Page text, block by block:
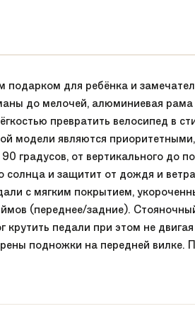
подарком для ребёнка и
до мелочей, алюминиевая рама
превратить велосипед в
модели являются
градусов, от вертикального до
и защитит от дождя и
с мягким покрытием,
(переднее/задние).
педали при этом не
подножки на передней вилке.